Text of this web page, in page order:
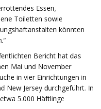
Essen,
Toiletten sowie
könnten
Bericht hat das
Mai und November
in vier Einrichtungen in
New Jersey durchgeführt. In
5.000 Häftlinge